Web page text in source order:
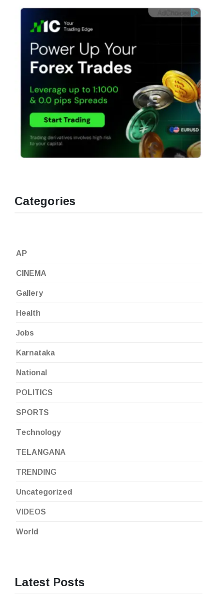
Categories
AP
CINEMA
Gallery
Health
Jobs
Karnataka
National
POLITICS
SPORTS
Technology
TELANGANA
TRENDING
Uncategorized
VIDEOS
World
Latest Posts